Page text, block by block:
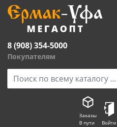
8 (908) 354-5000
Покупателям
Заказы
В пути
Войти